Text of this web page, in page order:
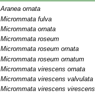
Aranea ornata
Micrommata fulva
Micrommata ornata
Micrommata roseum
Micrommata roseum ornata
Micrommata roseum ornatum
Micrommata virescens ornata
Micrommata virescens valvulata
Micrommata virescens virescens